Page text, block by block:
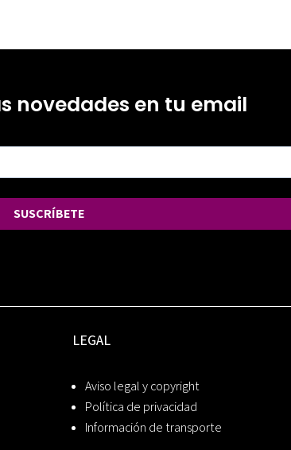
novedades en tu email
SUSCRÍBETE
LEGAL
Aviso legal y copyright
Política de privacidad
Información de transporte